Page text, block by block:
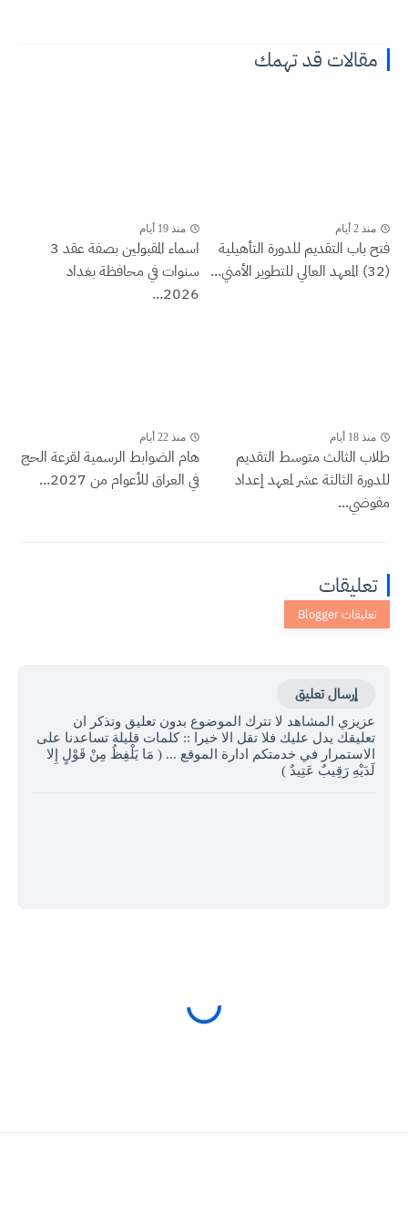
مقالات قد تهمك
منذ 2 أيام
فتح باب التقديم للدورة التأهيلية
(32) المعهد العالي للتطوير الأمني...
منذ 19 أيام
اسماء المقبولين بصفة عقد 3
سنوات في محافظة بغداد
2026...
منذ 18 أيام
طلاب الثالث متوسط التقديم
للدورة الثالثة عشر لمعهد إعداد
مفوضي...
منذ 22 أيام
هام الضوابط الرسمية لقرعة الحج
في العراق للأعوام من 2027...
تعليقات
إرسال تعليق
عزيزي المشاهد لا تترك الموضوع بدون تعليق وتذكر ان
تعليقك يدل عليك فلا تقل الا خيرا :: كلمات قليلة تساعدنا على
الاستمرار في خدمتكم ادارة الموقع ... ( مَا يَلْفِظُ مِنْ قَوْلٍ إِلا
لَدَيْهِ رَقِيبٌ عَتِيدٌ )